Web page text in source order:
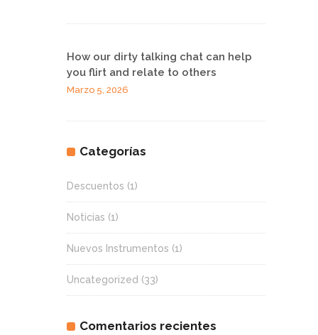
How our dirty talking chat can help
you flirt and relate to others
Marzo 5, 2026
Categorías
Descuentos (1)
Noticias (1)
Nuevos Instrumentos (1)
Uncategorized (33)
Comentarios recientes